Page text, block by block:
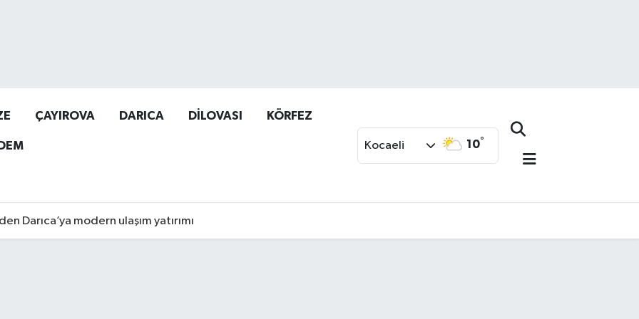
ÇAYIROVA DARICA DİLOVASI KÖRFEZ
Kocaeli 10°
Darıca’ya modern ulaşım yatırımı